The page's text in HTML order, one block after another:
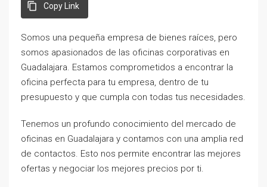
Copy Link
Somos una pequeña empresa de bienes raíces, pero
somos apasionados de las oficinas corporativas en
Guadalajara. Estamos comprometidos a encontrar la
oficina perfecta para tu empresa, dentro de tu
presupuesto y que cumpla con todas tus necesidades.
Tenemos un profundo conocimiento del mercado de
oficinas en Guadalajara y contamos con una amplia red
de contactos. Esto nos permite encontrar las mejores
ofertas y negociar los mejores precios por ti.